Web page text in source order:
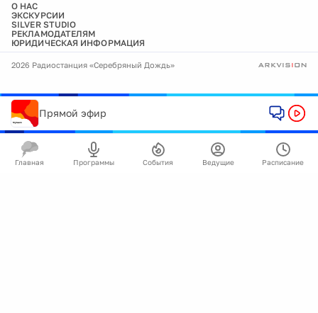
О НАС
ЭКСКУРСИИ
SILVER STUDIO
РЕКЛАМОДАТЕЛЯМ
ЮРИДИЧЕСКАЯ ИНФОРМАЦИЯ
2026 Радиостанция «Серебряный Дождь»
Прямой эфир
Главная Программы События Ведущие Расписание